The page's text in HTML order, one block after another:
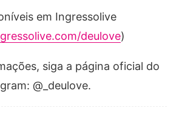
em Ingressolive
deulove)
siga a página oficial do
@_deulove.